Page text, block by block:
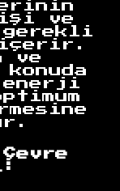
ve
gerekli
ve